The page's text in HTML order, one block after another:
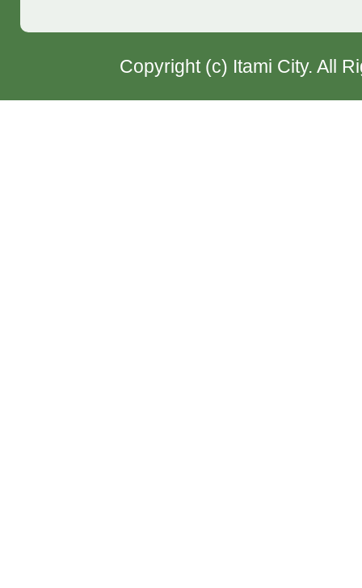
Copyright (c) Itami City. All